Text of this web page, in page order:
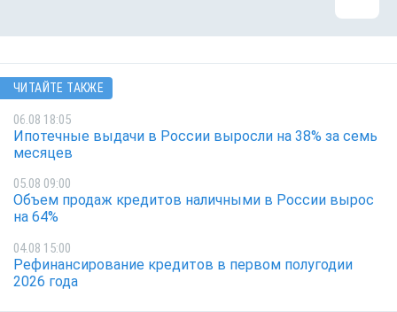
ЧИТАЙТЕ ТАКЖЕ
06.08 18:05
Ипотечные выдачи в России выросли на 38% за семь
месяцев
05.08 09:00
Объем продаж кредитов наличными в России вырос
на 64%
04.08 15:00
Рефинансирование кредитов в первом полугодии
2026 года